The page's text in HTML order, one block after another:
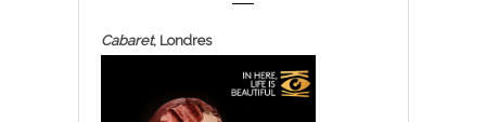
Cabaret, Londres